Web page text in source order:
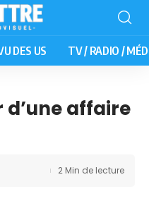
DES US TV / RADIO /
affaire
2 Min de lecture